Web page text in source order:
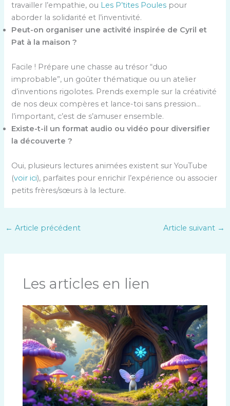
travailler l’empathie, ou Les P’tites Poules pour
aborder la solidarité et l’inventivité.
Peut-on organiser une activité inspirée de Cyril et
Pat à la maison ?
Facile ! Prépare une chasse au trésor “duo
improbable”, un goûter thématique ou un atelier
d’inventions rigolotes. Prends exemple sur la créativité
de nos deux compères et lance-toi sans pression…
l’important, c’est de s’amuser ensemble.
Existe-t-il un format audio ou vidéo pour diversifier
la découverte ?
Oui, plusieurs lectures animées existent sur YouTube
(voir ici), parfaites pour enrichir l’expérience ou associer
petits frères/sœurs à la lecture.
← Article précédent Article suivant →
Les articles en lien